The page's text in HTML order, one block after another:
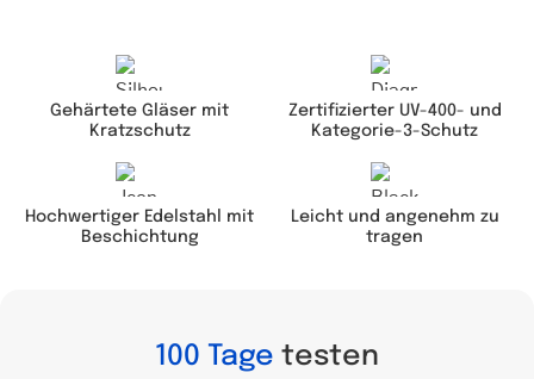
Gehärtete Gläser mit
Kratzschutz
Zertifizierter UV-400- und
Kategorie-3-Schutz
Hochwertiger Edelstahl mit
Beschichtung
Leicht und angenehm zu
tragen
100 Tage testen